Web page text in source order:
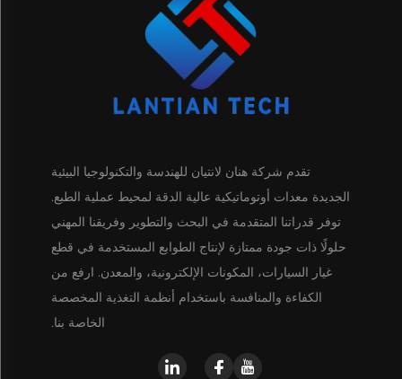
تقدم شركة هنان لانتيان للهندسة والتكنولوجيا البيئية
الجديدة معدات أوتوماتيكية عالية الدقة لمحيط عملية الطبع.
توفر قدراتنا المتقدمة في البحث والتطوير وفريقنا المهني
حلولًا ذات جودة ممتازة لإنتاج الطوابع المستخدمة في قطع
غيار السيارات، المكونات الإلكترونية، والمعدن. ارفع من
الكفاءة والمنافسة باستخدام أنظمة التغذية المخصصة
الخاصة بنا.